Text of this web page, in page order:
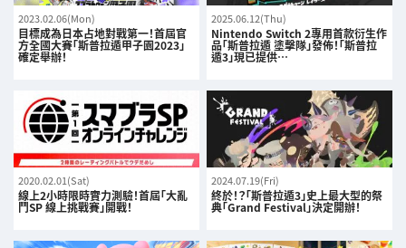
2023.02.06(Mon)
目標成為日本占地對戰第一！首屆官
方全國大賽「斯普拉遁甲子園2023」
確定舉辦！
2025.06.12(Thu)
Nintendo Switch 2專用首款衍生作
品「斯普拉遁 塗擊隊」發佈！「斯普拉
遁3」現已提供…
2020.02.01(Sat)
線上2小時限時實力測驗！首屆「大亂
鬥SP 線上挑戰賽」開戰！
2024.07.19(Fri)
終於！？「斯普拉遁3」史上最大型的祭
典「Grand Festival」決定開辦！